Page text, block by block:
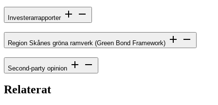
Investerarrapporter
Region Skånes gröna ramverk (Green Bond Framework)
Second-party opinion
Relaterat